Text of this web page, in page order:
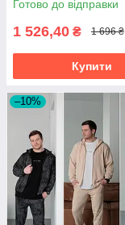
Готово до відправки
1 526,40 ₴ 1 696 ₴
Купити
–10%